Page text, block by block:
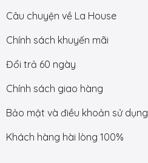
Câu chuyện về La House
Chính sách khuyến mãi
Đổi trả 60 ngày
Chính sách giao hàng
Bảo mật và điều khoản sử dụng
Khách hàng hài lòng 100%